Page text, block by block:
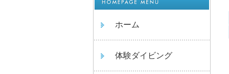
ホーム
体験ダイビング